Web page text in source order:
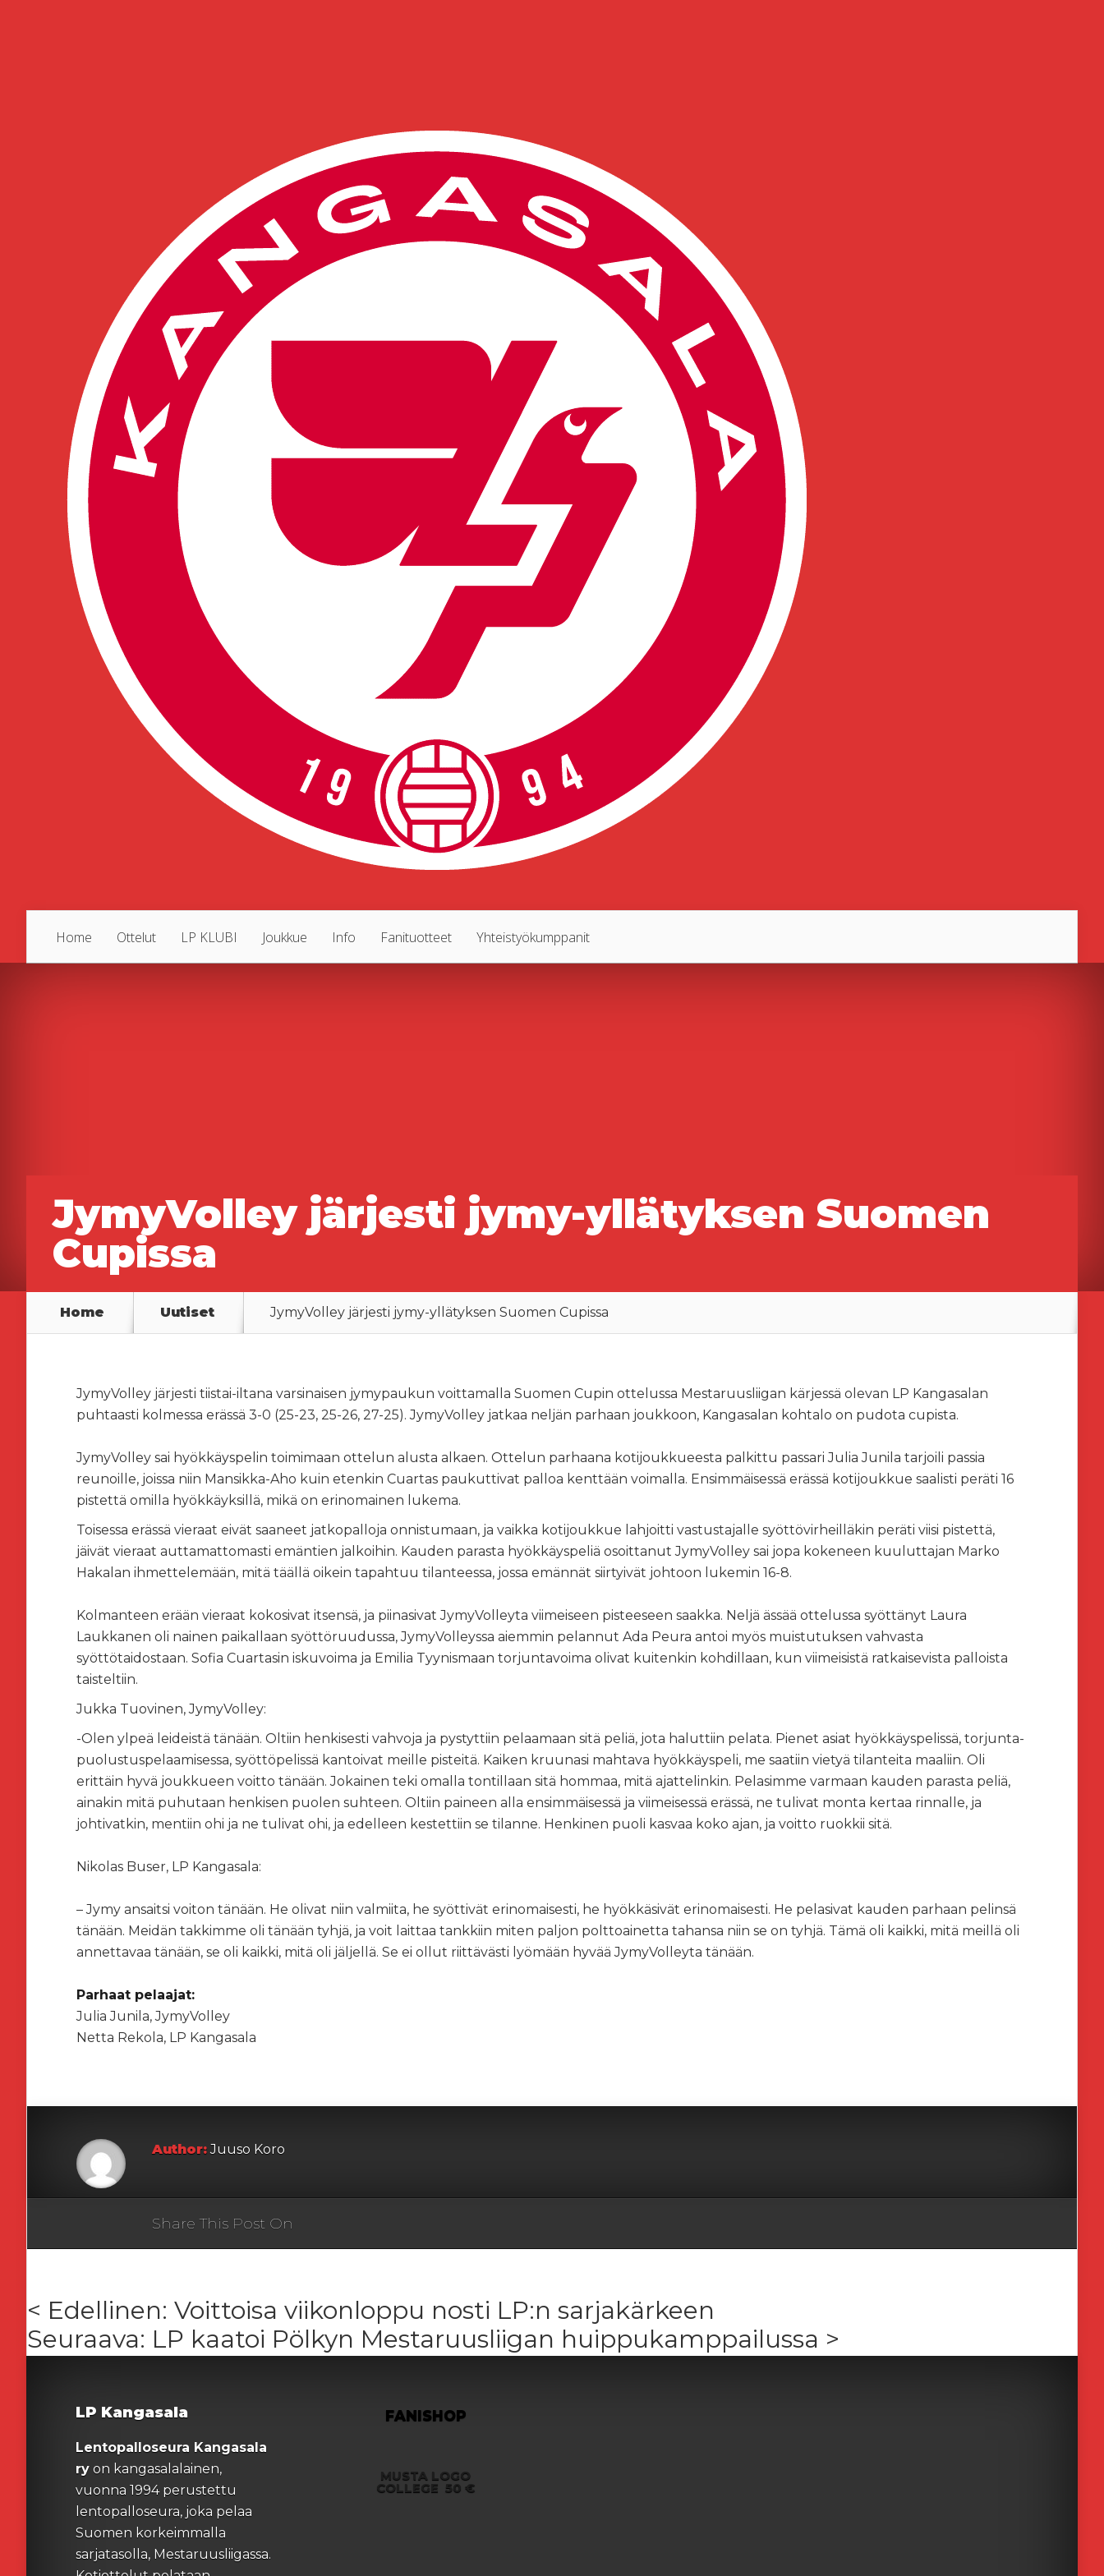
Home Ottelut LP KLUBI Joukkue Info Fanituotteet Yhteistyökumppanit
JymyVolley järjesti jymy-yllätyksen Suomen
Cupissa
Home Uutiset JymyVolley järjesti jymy-yllätyksen Suomen Cupissa
JymyVolley järjesti tiistai-iltana varsinaisen jymypaukun voittamalla Suomen Cupin ottelussa Mestaruusliigan kärjessä olevan LP Kangasalan
puhtaasti kolmessa erässä 3-0 (25-23, 25-26, 27-25). JymyVolley jatkaa neljän parhaan joukkoon, Kangasalan kohtalo on pudota cupista.
JymyVolley sai hyökkäyspelin toimimaan ottelun alusta alkaen. Ottelun parhaana kotijoukkueesta palkittu passari Julia Junila tarjoili passia
reunoille, joissa niin Mansikka-Aho kuin etenkin Cuartas paukuttivat palloa kenttään voimalla. Ensimmäisessä erässä kotijoukkue saalisti peräti 16
pistettä omilla hyökkäyksillä, mikä on erinomainen lukema.
Toisessa erässä vieraat eivät saaneet jatkopalloja onnistumaan, ja vaikka kotijoukkue lahjoitti vastustajalle syöttövirheilläkin peräti viisi pistettä,
jäivät vieraat auttamattomasti emäntien jalkoihin. Kauden parasta hyökkäyspeliä osoittanut JymyVolley sai jopa kokeneen kuuluttajan Marko
Hakalan ihmettelemään, mitä täällä oikein tapahtuu tilanteessa, jossa emännät siirtyivät johtoon lukemin 16-8.
Kolmanteen erään vieraat kokosivat itsensä, ja piinasivat JymyVolleyta viimeiseen pisteeseen saakka. Neljä ässää ottelussa syöttänyt Laura
Laukkanen oli nainen paikallaan syöttöruudussa, JymyVolleyssa aiemmin pelannut Ada Peura antoi myös muistutuksen vahvasta
syöttötaidostaan. Sofia Cuartasin iskuvoima ja Emilia Tyynismaan torjuntavoima olivat kuitenkin kohdillaan, kun viimeisistä ratkaisevista palloista
taisteltiin.
Jukka Tuovinen, JymyVolley:
-Olen ylpeä leideistä tänään. Oltiin henkisesti vahvoja ja pystyttiin pelaamaan sitä peliä, jota haluttiin pelata. Pienet asiat hyökkäyspelissä, torjunta-
puolustuspelaamisessa, syöttöpelissä kantoivat meille pisteitä. Kaiken kruunasi mahtava hyökkäyspeli, me saatiin vietyä tilanteita maaliin. Oli
erittäin hyvä joukkueen voitto tänään. Jokainen teki omalla tontillaan sitä hommaa, mitä ajattelinkin. Pelasimme varmaan kauden parasta peliä,
ainakin mitä puhutaan henkisen puolen suhteen. Oltiin paineen alla ensimmäisessä ja viimeisessä erässä, ne tulivat monta kertaa rinnalle, ja
johtivatkin, mentiin ohi ja ne tulivat ohi, ja edelleen kestettiin se tilanne. Henkinen puoli kasvaa koko ajan, ja voitto ruokkii sitä.
Nikolas Buser, LP Kangasala:
– Jymy ansaitsi voiton tänään. He olivat niin valmiita, he syöttivät erinomaisesti, he hyökkäsivät erinomaisesti. He pelasivat kauden parhaan pelinsä
tänään. Meidän takkimme oli tänään tyhjä, ja voit laittaa tankkiin miten paljon polttoainetta tahansa niin se on tyhjä. Tämä oli kaikki, mitä meillä oli
annettavaa tänään, se oli kaikki, mitä oli jäljellä. Se ei ollut riittävästi lyömään hyvää JymyVolleyta tänään.
Parhaat pelaajat:
Julia Junila, JymyVolley
Netta Rekola, LP Kangasala
Author:Juuso Koro
Share This Post On
< Edellinen: Voittoisa viikonloppu nosti LP:n sarjakärkeen
Seuraava: LP kaatoi Pölkyn Mestaruusliigan huippukamppailussa >
LP Kangasala
Lentopalloseura Kangasala
ry on kangasalalainen,
vuonna 1994 perustettu
lentopalloseura, joka pelaa
Suomen korkeimmalla
sarjatasolla, Mestaruusliigassa.
FANISHOP
MUSTA LOGO
COLLEGE 50 €